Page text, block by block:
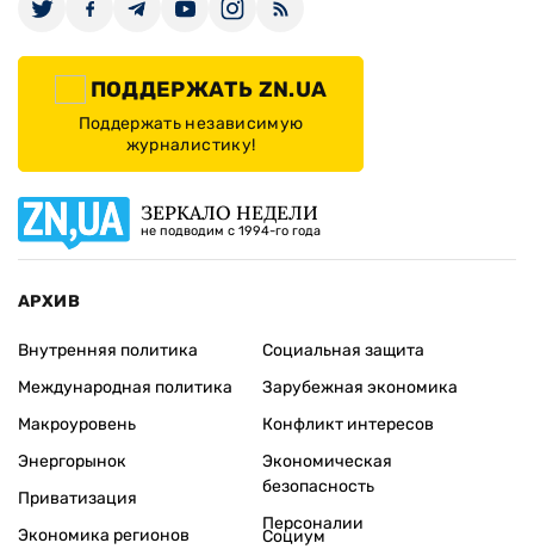
ПОДДЕРЖАТЬ ZN.UA
Поддержать независимую
журналистику!
ЗЕРКАЛО НЕДЕЛИ
не подводим с 1994-го года
АРХИВ
Внутренняя политика
Международная политика
Макроуровень
Энергорынок
Приватизация
Экономика регионов
Социальная защита
Зарубежная экономика
Конфликт интересов
Экономическая
безопасность
Персоналии
Социум